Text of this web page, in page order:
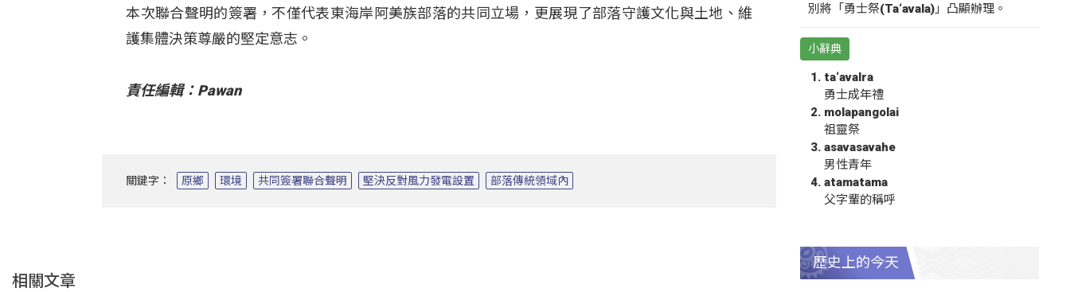
本次聯合聲明的簽署，不僅代表東海岸阿美族部落的共同立場，更展現了部落守護文化與土地、維
護集體決策尊嚴的堅定意志。
責任編輯：Pawan
關鍵字： 原鄉 環境 共同簽署聯合聲明 堅決反對風力發電設置 部落傳統領域內
相關文章
別將「勇士祭(Ta‘avala)」凸顯辦理。
小辭典
ta‘avalra
勇士成年禮
molapangolai
祖靈祭
asavasavahe
男性青年
atamatama
父字輩的稱呼
歷史上的今天